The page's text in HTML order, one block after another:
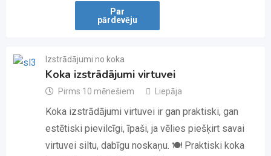
Par
pārdevēju
Izstrādājumi no koka
Koka izstrādājumi virtuvei
Pirms 10 mēnešiem Liepāja
Koka izstrādājumi virtuvei ir gan praktiski, gan
estētiski pievilcīgi, īpaši, ja vēlies piešķirt savai
virtuvei siltu, dabīgu noskaņu. 🍽️ Praktiski koka